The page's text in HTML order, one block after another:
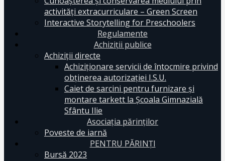
activități extracurriculare – Green Screen
Interactive Storytelling for Preschoolers
Regulamente
Achiziții publice
Achiziții directe
Achiziționare servicii de întocmire privind
obținerea autorizației I.S.U.
Caiet de sarcini pentru furnizare și
montare tarkett la Școala Gimnazială
Sfântu Ilie
Asociația părinților
Poveste de iarnă
PENTRU PĂRINȚI
Bursă 2023